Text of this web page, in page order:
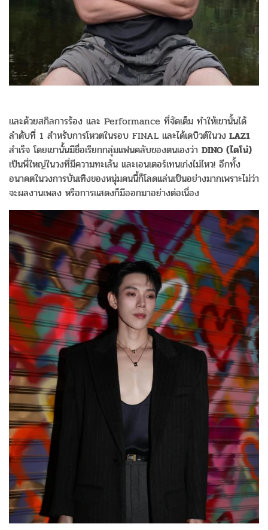
และด้วยสกิลการร้อง และ Performance ที่จัดเต็ม ทำให้เขานั้นได้
ลำดับที่ 1 สำหรับการโหวตในรอบ FINAL และได้เดบิวต์ในวง LAZ1
สำเร็จ โดยเขานั้นมีชื่อเรียกกลุ่มแฟนคลับของตนเองว่า DINO (ไดโน่)
เป็นพี่ใหญ่ในวงที่มีความทะเล้น และเอนเตอร์เทนเก่งไม่ไหว! อีกทั้ง
อนาคตในวงการบันเทิงของหนุ่มคนนี้ก็โลดแล่นเป็นอย่างมากเพราะไม่ว่า
จะผลงานเพลง หรือการแสดงก็มีออกมาอย่างต่อเนื่อง